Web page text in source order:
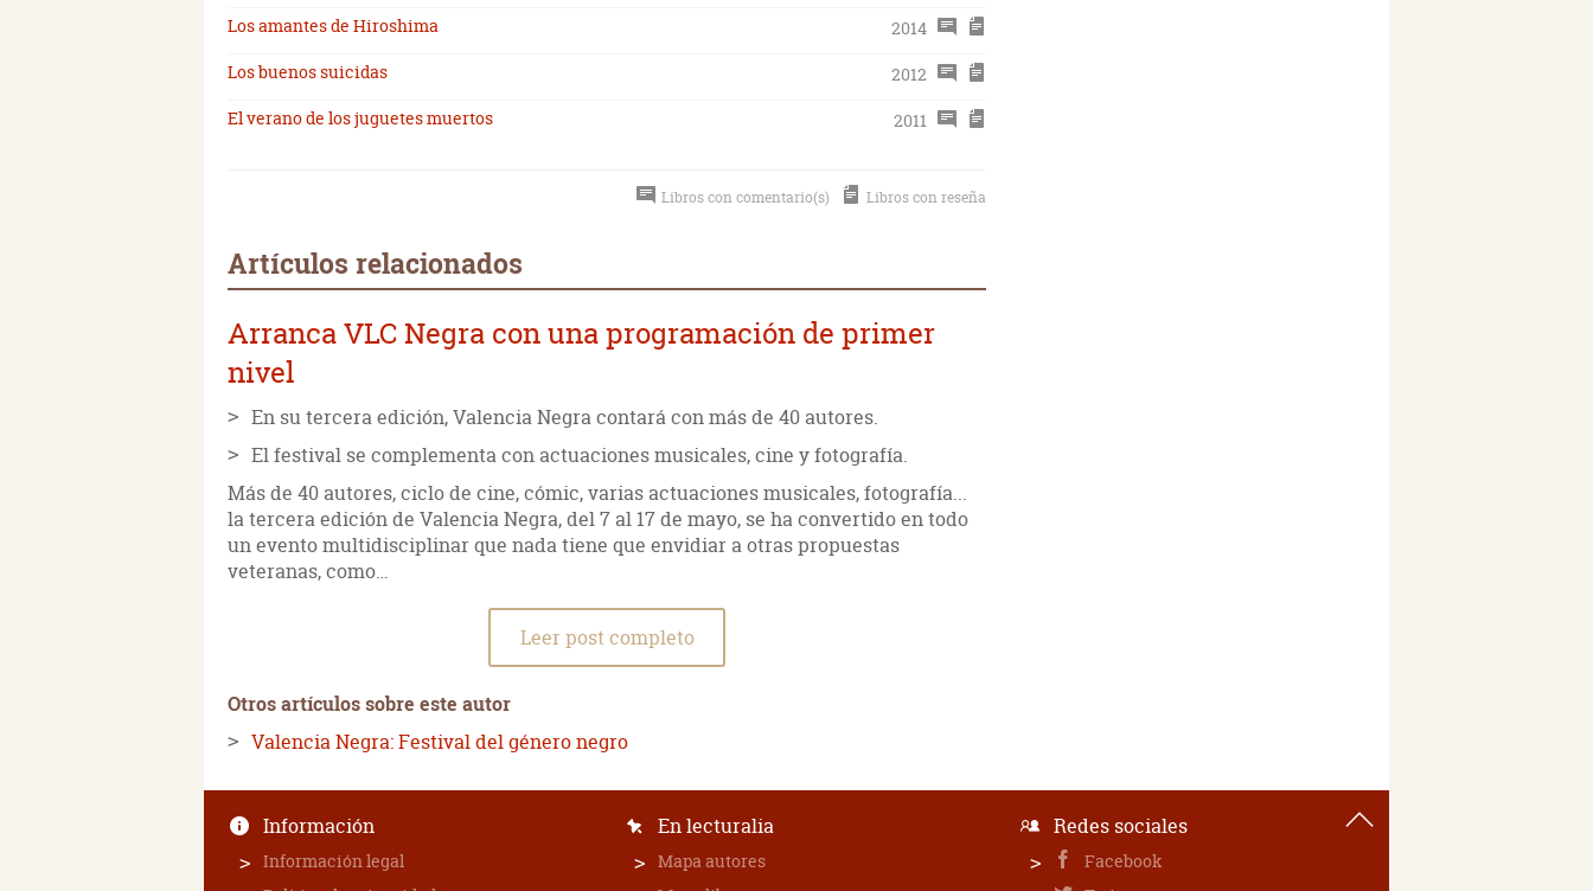
Los amantes de Hiroshima
2014
Los buenos suicidas
2012
El verano de los juguetes muertos
2011
Libros con comentario(s) Libros con reseña
Artículos relacionados
Arranca VLC Negra con una programación de primer
nivel
En su tercera edición, Valencia Negra contará con más de 40 autores.
El festival se complementa con actuaciones musicales, cine y fotografía.
Más de 40 autores, ciclo de cine, cómic, varias actuaciones musicales, fotografía...
la tercera edición de Valencia Negra, del 7 al 17 de mayo, se ha convertido en todo
un evento multidisciplinar que nada tiene que envidiar a otras propuestas
veteranas, como…
Leer post completo
Otros artículos sobre este autor
Valencia Negra: Festival del género negro
Información
Información legal
En lecturalia
Mapa autores
Redes sociales
Facebook